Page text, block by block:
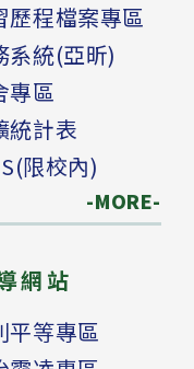
歷程檔案專區
系統(亞昕)
專區
統計表
限校內)
-MORE-
網站
平等專區